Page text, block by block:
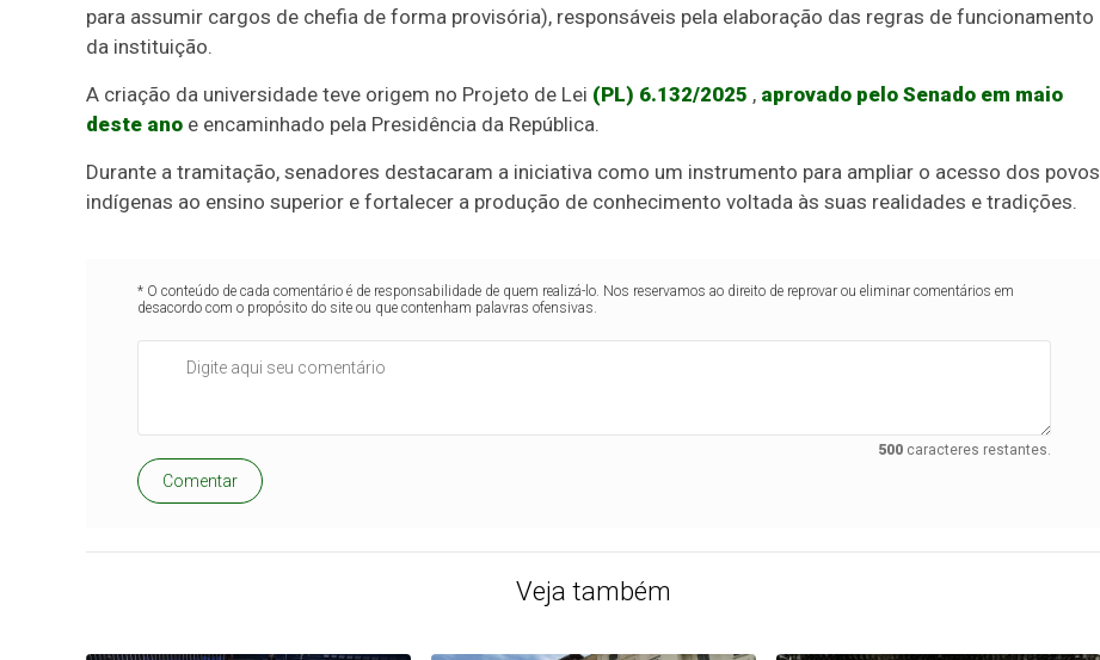
para assumir cargos de chefia de forma provisória), responsáveis pela elaboração das regras de funcionamento
da instituição.
A criação da universidade teve origem no Projeto de Lei (PL) 6.132/2025 , aprovado pelo Senado em maio
deste ano e encaminhado pela Presidência da República.
Durante a tramitação, senadores destacaram a iniciativa como um instrumento para ampliar o acesso dos povos
indígenas ao ensino superior e fortalecer a produção de conhecimento voltada às suas realidades e tradições.
* O conteúdo de cada comentário é de responsabilidade de quem realizá-lo. Nos reservamos ao direito de reprovar ou eliminar comentários em
desacordo com o propósito do site ou que contenham palavras ofensivas.
500caracteres restantes.
Comentar
Veja também